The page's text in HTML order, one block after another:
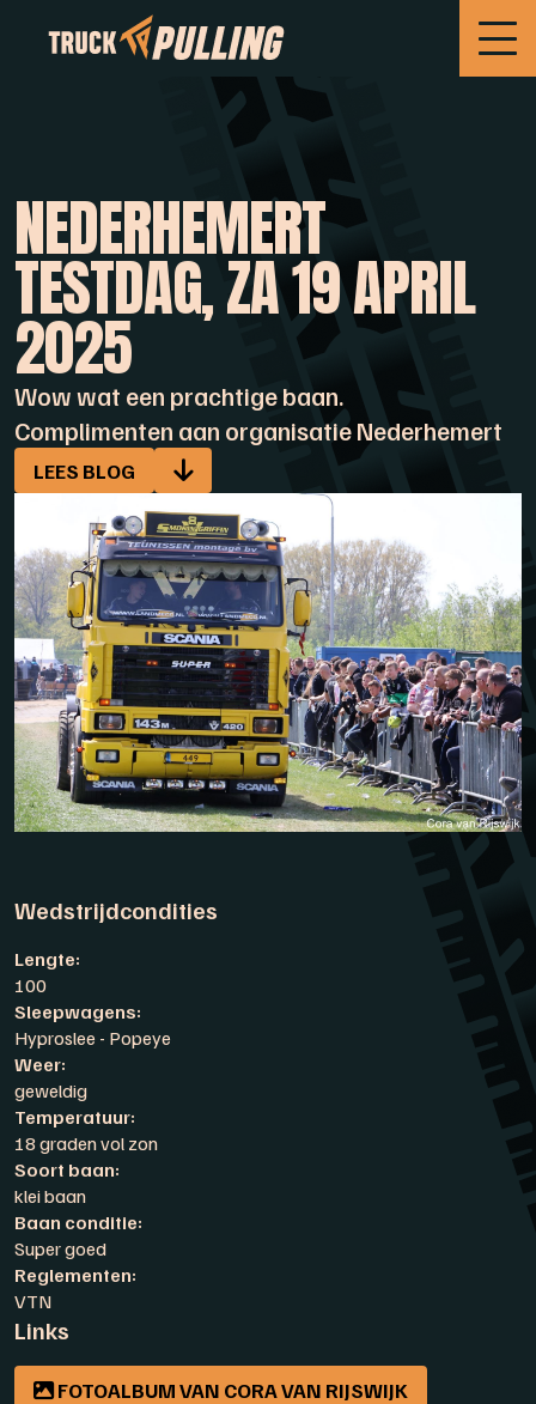
NEDERHEMERT
TESTDAG, ZA 19 APRIL
2025
Wow wat een prachtige baan.
Complimenten aan organisatie Nederhemert
LEES BLOG
Wedstrijdcondities
Lengte:
100
Sleepwagens:
Hyproslee - Popeye
Weer:
geweldig
Temperatuur:
18 graden vol zon
Soort baan:
klei baan
Baan conditie:
Super goed
Reglementen:
VTN
Links
FOTOALBUM VAN CORA VAN RIJSWIJK